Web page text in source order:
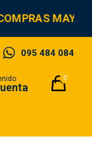
0
095 484 084